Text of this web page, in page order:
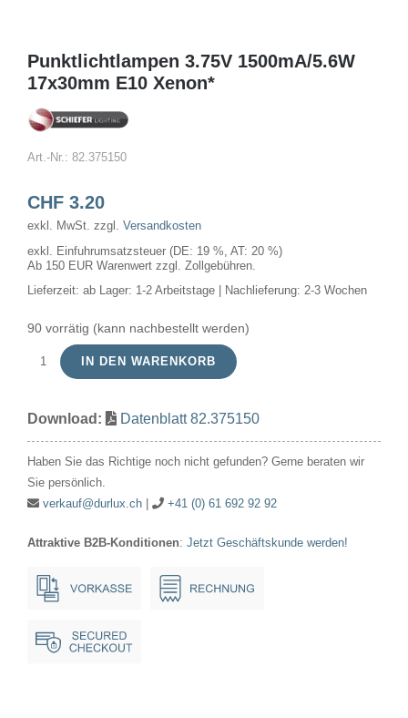
Punktlichtlampen 3.75V 1500mA/5.6W
17x30mm E10 Xenon*
Art.-Nr.: 82.375150
CHF3.20
exkl. MwSt. zzgl. Versandkosten
exkl. Einfuhrumsatzsteuer (DE: 19 %, AT: 20 %)
Ab 150 EUR Warenwert zzgl. Zollgebühren.
Lieferzeit: ab Lager: 1-2 Arbeitstage | Nachlieferung: 2-3 Wochen
90 vorrätig (kann nachbestellt werden)
Punktlichtlampen
1500mA/5.6W
Xenon*
IN DEN WARENKORB
Download: Datenblatt 82.375150
Haben Sie das Richtige noch nicht gefunden? Gerne beraten wir
Sie persönlich.
verkauf@durlux.ch| +41 (0) 61 692 92 92
Attraktive B2B-Konditionen: Jetzt Geschäftskunde werden!